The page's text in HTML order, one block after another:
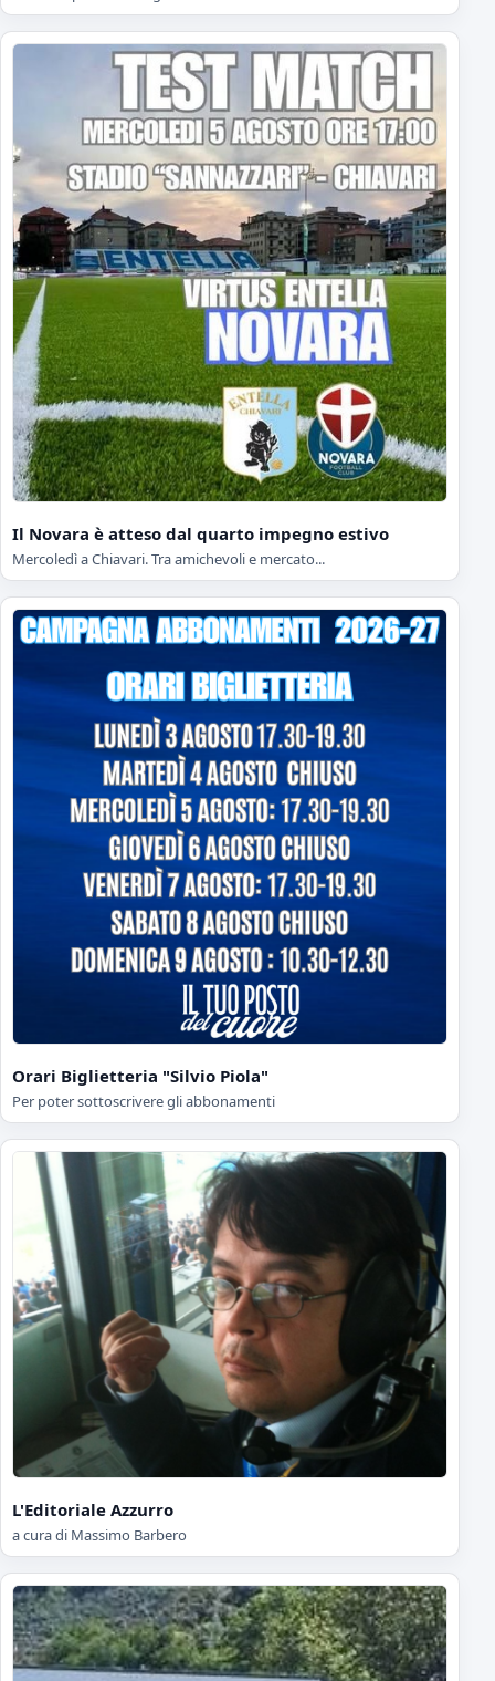
Il Novara è atteso dal quarto impegno estivo
Mercoledì a Chiavari. Tra amichevoli e mercato...
Orari Biglietteria "Silvio Piola"
Per poter sottoscrivere gli abbonamenti
L'Editoriale Azzurro
a cura di Massimo Barbero